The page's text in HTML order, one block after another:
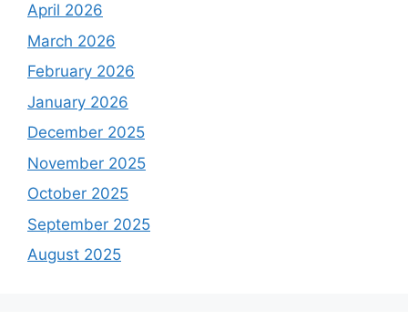
April 2026
March 2026
February 2026
January 2026
December 2025
November 2025
October 2025
September 2025
August 2025